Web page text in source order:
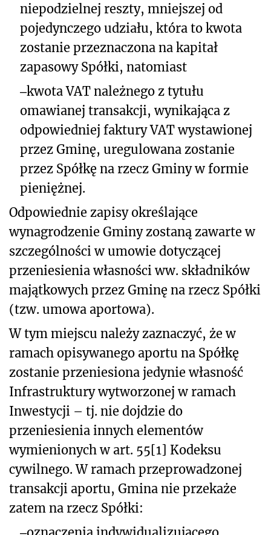
niepodzielnej reszty, mniejszej od
pojedynczego udziału, która to kwota
zostanie przeznaczona na kapitał
zapasowy Spółki, natomiast
‒kwota VAT należnego z tytułu
omawianej transakcji, wynikająca z
odpowiedniej faktury VAT wystawionej
przez Gminę, uregulowana zostanie
przez Spółkę na rzecz Gminy w formie
pieniężnej.
Odpowiednie zapisy określające
wynagrodzenie Gminy zostaną zawarte w
szczególności w umowie dotyczącej
przeniesienia własności ww. składników
majątkowych przez Gminę na rzecz Spółki
(tzw. umowa aportowa).
W tym miejscu należy zaznaczyć, że w
ramach opisywanego aportu na Spółkę
zostanie przeniesiona jedynie własność
Infrastruktury wytworzonej w ramach
Inwestycji – tj. nie dojdzie do
przeniesienia innych elementów
wymienionych w art. 55[1] Kodeksu
cywilnego. W ramach przeprowadzonej
transakcji aportu, Gmina nie przekaże
zatem na rzecz Spółki: